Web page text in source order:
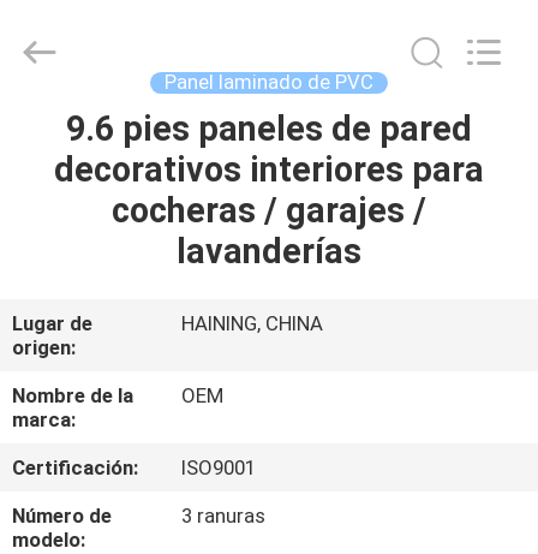
HOGAR
PRODUCTOS
NOSOTROS
VIAJE
DE
LA
FÁBRICA
Oasis
Building
Panel laminado de PVC
9.6 pies paneles de pared
decorativos interiores para
cocheras / garajes /
lavanderías
Lugar de
origen:
HAINING, CHINA
Nombre de la
marca:
OEM
Certificación:
ISO9001
Número de
modelo:
3 ranuras